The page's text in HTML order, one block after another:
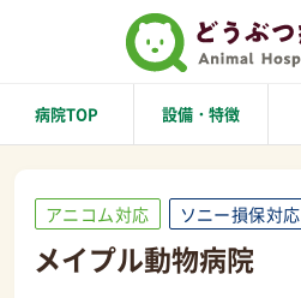
病院TOP 設備・特徴
アニコム対応 ソニー損保対応
メイプル動物病院